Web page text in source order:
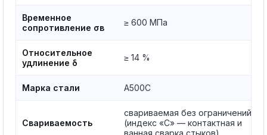
Временное
сопротивление σв
≥ 600 МПа
Относительное
удлинение δ
≥ 14 %
Марка стали А500С
Свариваемость
свариваемая без ограничений
(индекс «С» — контактная и
ванная сварка стыков)